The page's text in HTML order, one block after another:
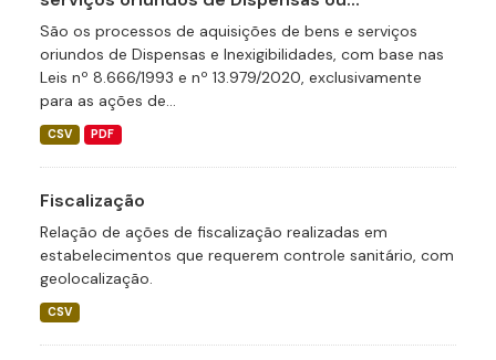
São os processos de aquisições de bens e serviços
oriundos de Dispensas e Inexigibilidades, com base nas
Leis nº 8.666/1993 e nº 13.979/2020, exclusivamente
para as ações de...
CSV PDF
Fiscalização
Relação de ações de fiscalização realizadas em
estabelecimentos que requerem controle sanitário, com
geolocalização.
CSV